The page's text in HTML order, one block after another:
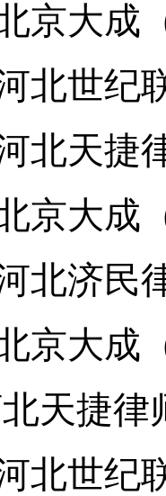
大成
世纪
天捷
大成
济民
大成
捷律
世纪